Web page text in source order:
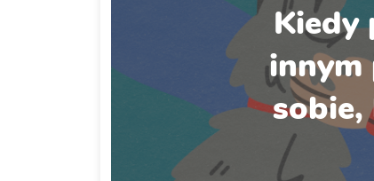
Kiedy
innym
sobie,